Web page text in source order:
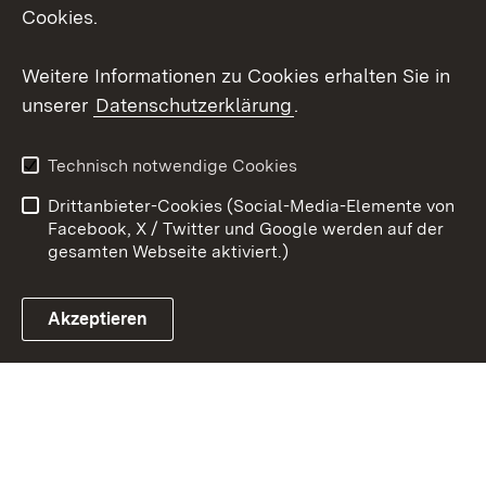
Youtube
Link zum Landesportal
Kontakt
Datenschutz
Barrierefreiheit
Impressum Cookies
Cookies.
Weitere Informationen zu Cookies erhalten Sie in
unserer Datenschutzerklärung.
Technisch notwendige Cookies
Drittanbieter-Cookies (Social-Media-Elemente von
Facebook, X / Twitter und Google werden auf der
gesamten Webseite aktiviert.)
Akzeptieren